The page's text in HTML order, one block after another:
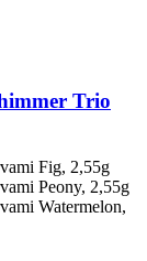
Trio
Fig, 2,55g
Peony, 2,55g
Watermelon,